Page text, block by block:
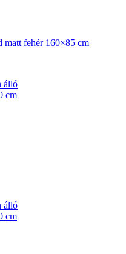
matt fehér 160×85 cm